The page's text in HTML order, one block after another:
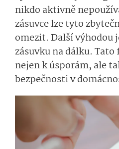
nikdo aktivně
zásuvce lze tyto
omezit. Další výhodou
zásuvku na dálku.
nejen k úsporám, ale
bezpečnosti v